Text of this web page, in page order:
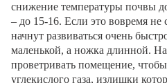
снижение температуры почвы
– до 15-16. Если это вовремя
начнут развиваться очень
маленькой, а ножка длинной.
проветривать помещение,
углекислого газа, излишки